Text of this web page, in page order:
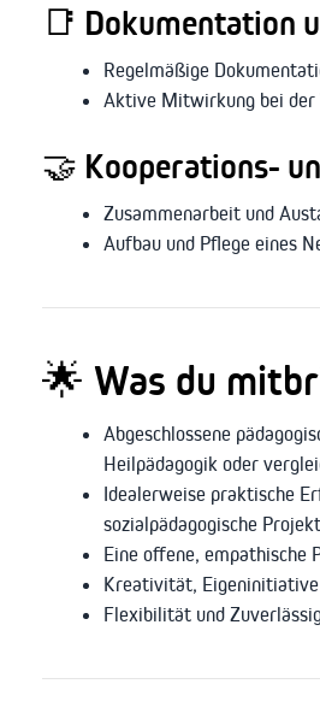
📑 Dokumentation
Regelmäßige
Aktive Mitwirkung bei der
🤝 Kooperations-
Zusammenarbeit und
Aufbau und Pflege eines
🌟 Was du
Abgeschlossene
Heilpädagogik oder
Idealerweise praktische
sozialpädagogische
Eine offene, empathische
Kreativität, Eigeninitiative
Flexibilität und